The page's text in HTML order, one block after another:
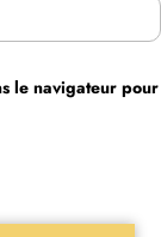
le navigateur pour